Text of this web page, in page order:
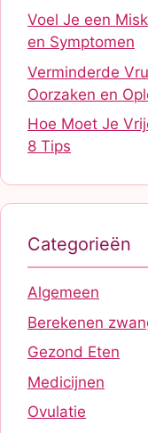
Voel Je een
en Symptomen
Verminderde
Oorzaken en
Hoe Moet Je
8 Tips
Categorieën
Algemeen
Berekenen
Gezond Eten
Medicijnen
Ovulatie